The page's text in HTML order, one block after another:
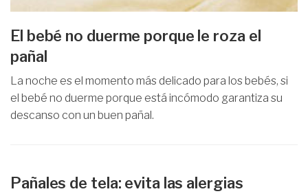
El bebé no duerme porque le roza el
pañal
La noche es el momento más delicado para los bebés, si
el bebé no duerme porque está incómodo garantiza su
descanso con un buen pañal.
Pañales de tela: evita las alergias